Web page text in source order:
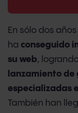
En sólo dos
ha conseguido
su web,
lanzamiento de
especializadas
También han